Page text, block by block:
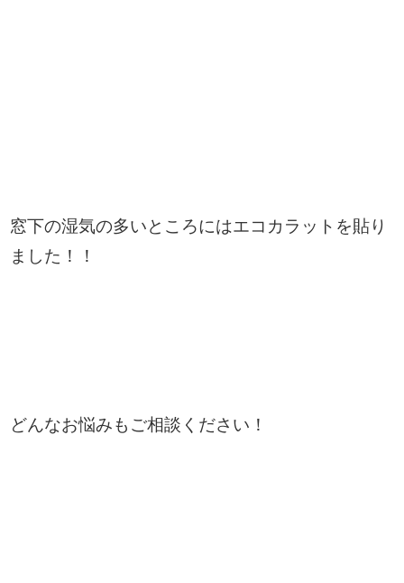
窓下の湿気の多いところにはエコカラットを貼り
ました！！
どんなお悩みもご相談ください！